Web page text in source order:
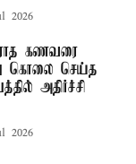
2026
கணவரை
கொலை செய்த
அதிர்ச்சி
2026